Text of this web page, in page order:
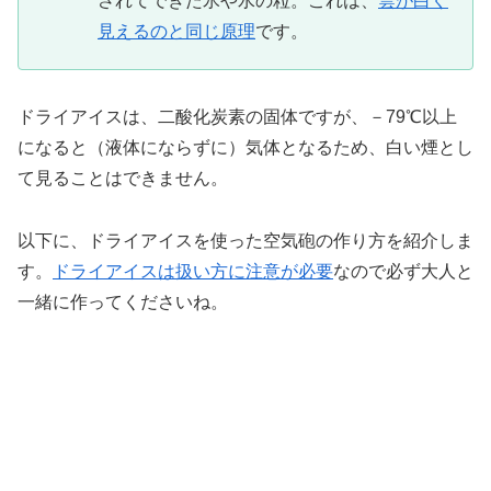
見えるのと同じ原理です。
ドライアイスは、二酸化炭素の固体ですが、－79℃以上
になると（液体にならずに）気体となるため、白い煙とし
て見ることはできません。
以下に、ドライアイスを使った空気砲の作り方を紹介しま
す。
ドライアイスは扱い方に注意が必要なので必ず大人と
一緒に作ってくださいね。